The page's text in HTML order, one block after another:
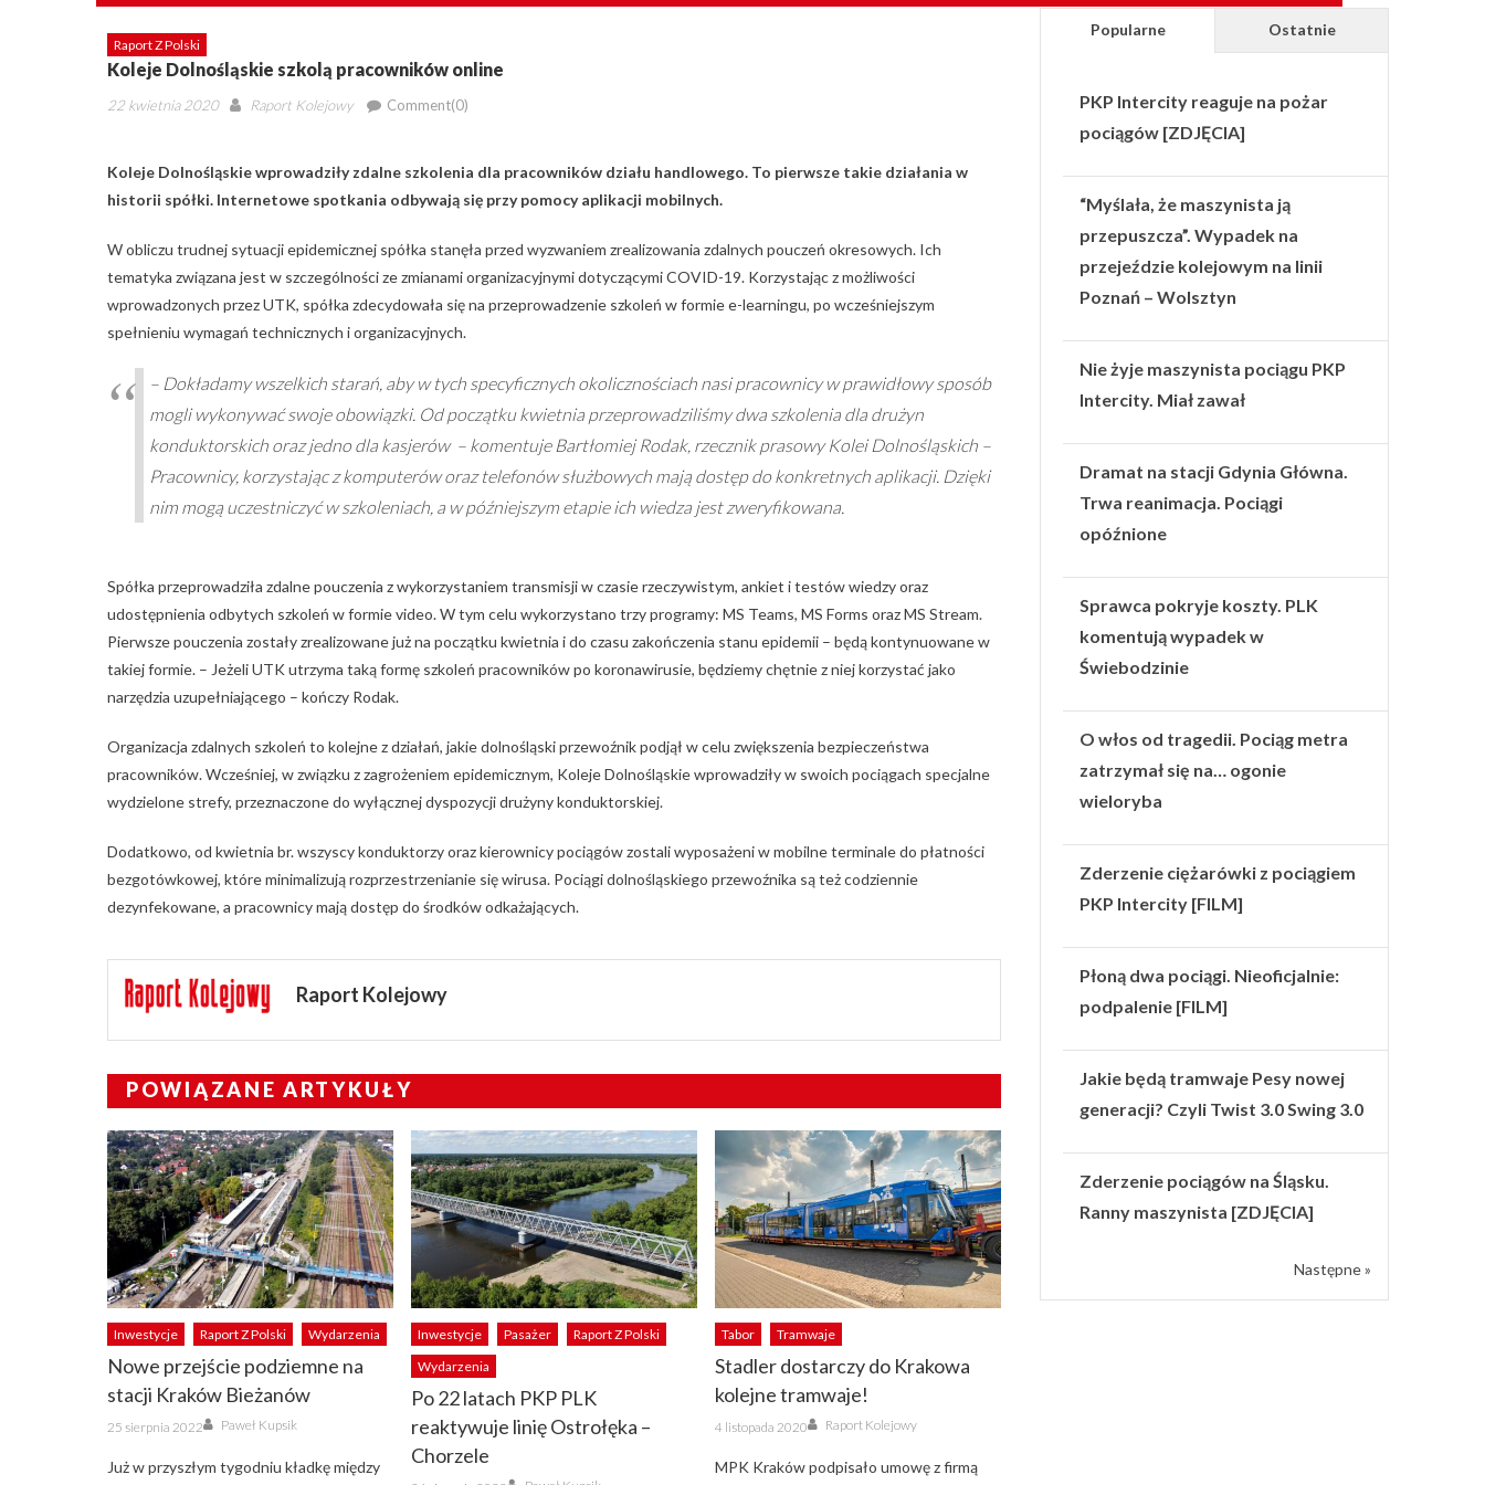
Raport Z Polski
Koleje Dolnośląskie szkolą pracowników online
Posted
22 kwietnia 2020 Author
Raport Kolejowy Comment(0)
Koleje Dolnośląskie wprowadziły zdalne szkolenia dla pracowników działu handlowego. To pierwsze takie działania w
historii spółki. Internetowe spotkania odbywają się przy pomocy aplikacji mobilnych.
W obliczu trudnej sytuacji epidemicznej spółka stanęła przed wyzwaniem zrealizowania zdalnych pouczeń okresowych. Ich
tematyka związana jest w szczególności ze zmianami organizacyjnymi dotyczącymi COVID-19. Korzystając z możliwości
wprowadzonych przez UTK, spółka zdecydowała się na przeprowadzenie szkoleń w formie e-learningu, po wcześniejszym
spełnieniu wymagań technicznych i organizacyjnych.
– Dokładamy wszelkich starań, aby w tych specyficznych okolicznościach nasi pracownicy w prawidłowy sposób
mogli wykonywać swoje obowiązki. Od początku kwietnia przeprowadziliśmy dwa szkolenia dla drużyn
konduktorskich oraz jedno dla kasjerów – komentuje Bartłomiej Rodak, rzecznik prasowy Kolei Dolnośląskich –
Pracownicy, korzystając z komputerów oraz telefonów służbowych mają dostęp do konkretnych aplikacji. Dzięki
nim mogą uczestniczyć w szkoleniach, a w późniejszym etapie ich wiedza jest zweryfikowana.
Spółka przeprowadziła zdalne pouczenia z wykorzystaniem transmisji w czasie rzeczywistym, ankiet i testów wiedzy oraz
udostępnienia odbytych szkoleń w formie video. W tym celu wykorzystano trzy programy: MS Teams, MS Forms oraz MS Stream.
Pierwsze pouczenia zostały zrealizowane już na początku kwietnia i do czasu zakończenia stanu epidemii – będą kontynuowane w
takiej formie. – Jeżeli UTK utrzyma taką formę szkoleń pracowników po koronawirusie, będziemy chętnie z niej korzystać jako
narzędzia uzupełniającego – kończy Rodak.
Organizacja zdalnych szkoleń to kolejne z działań, jakie dolnośląski przewoźnik podjął w celu zwiększenia bezpieczeństwa
pracowników. Wcześniej, w związku z zagrożeniem epidemicznym, Koleje Dolnośląskie wprowadziły w swoich pociągach specjalne
wydzielone strefy, przeznaczone do wyłącznej dyspozycji drużyny konduktorskiej.
Dodatkowo, od kwietnia br. wszyscy konduktorzy oraz kierownicy pociągów zostali wyposażeni w mobilne terminale do płatności
bezgotówkowej, które minimalizują rozprzestrzenianie się wirusa. Pociągi dolnośląskiego przewoźnika są też codziennie
dezynfekowane, a pracownicy mają dostęp do środków odkażających.
Raport Kolejowy
POWIĄZANE ARTYKUŁY
Inwestycje Raport Z Polski Wydarzenia
Nowe przejście podziemne na
stacji Kraków Bieżanów
Posted
on
25 sierpnia 2022 Author
Paweł Kupsik
Już w przyszłym tygodniu kładkę między
Inwestycje Pasażer
Raport Z Polski
Wydarzenia
Po 22 latach PKP PLK
reaktywuje linię Ostrołęka –
Chorzele
Author
Tabor Tramwaje
Stadler dostarczy do Krakowa
kolejne tramwaje!
Posted
on
4 listopada 2020 Author
Raport Kolejowy
MPK Kraków podpisało umowę z firmą
Popularne Ostatnie
PKP Intercity reaguje na pożar
pociągów [ZDJĘCIA]
“Myślała, że maszynista ją
przepuszcza”. Wypadek na
przejeździe kolejowym na linii
Poznań – Wolsztyn
Nie żyje maszynista pociągu PKP
Intercity. Miał zawał
Dramat na stacji Gdynia Główna.
Trwa reanimacja. Pociągi
opóźnione
Sprawca pokryje koszty. PLK
komentują wypadek w
Świebodzinie
O włos od tragedii. Pociąg metra
zatrzymał się na… ogonie
wieloryba
Zderzenie ciężarówki z pociągiem
PKP Intercity [FILM]
Płoną dwa pociągi. Nieoficjalnie:
podpalenie [FILM]
Jakie będą tramwaje Pesy nowej
generacji? Czyli Twist 3.0 Swing 3.0
Zderzenie pociągów na Śląsku.
Ranny maszynista [ZDJĘCIA]
Następne »